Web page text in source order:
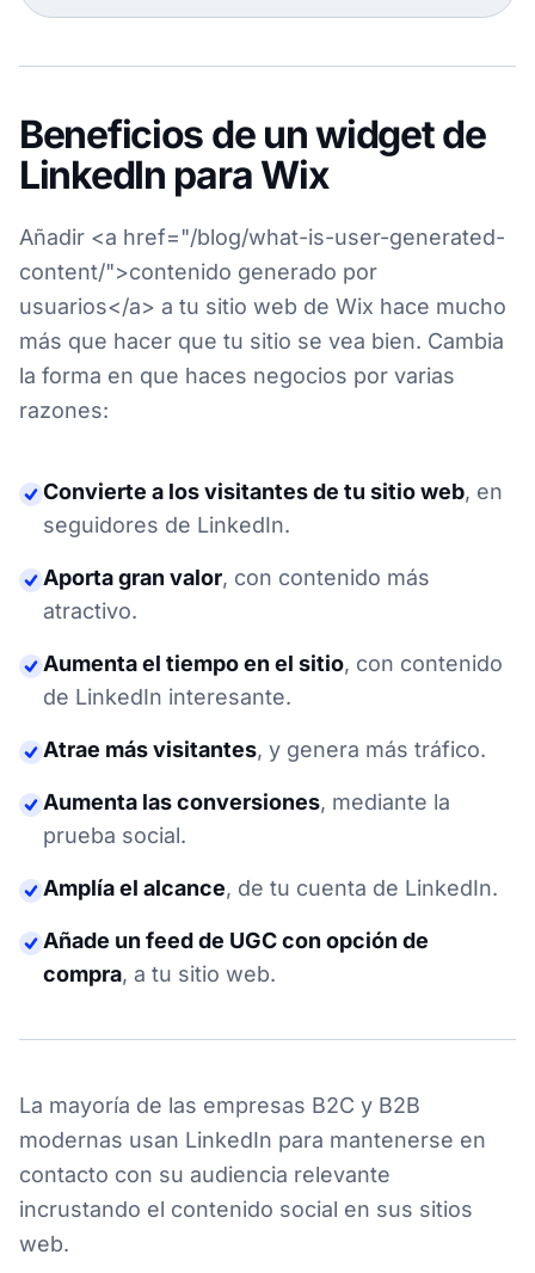
Beneficios de un widget de
LinkedIn para Wix
Añadir <a href="/blog/what-is-user-generated-
content/">contenido generado por
usuarios</a> a tu sitio web de Wix hace mucho
más que hacer que tu sitio se vea bien. Cambia
la forma en que haces negocios por varias
razones:
Convierte a los visitantes de tu sitio web, en
seguidores de LinkedIn.
Aporta gran valor, con contenido más
atractivo.
Aumenta el tiempo en el sitio, con contenido
de LinkedIn interesante.
Atrae más visitantes, y genera más tráfico.
Aumenta las conversiones, mediante la
prueba social.
Amplía el alcance, de tu cuenta de LinkedIn.
Añade un feed de UGC con opción de
compra, a tu sitio web.
La mayoría de las empresas B2C y B2B
modernas usan LinkedIn para mantenerse en
contacto con su audiencia relevante
incrustando el contenido social en sus sitios
web.